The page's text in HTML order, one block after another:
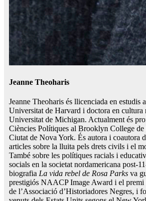
Jeanne Theoharis
Jeanne Theoharis és llicenciada en estudis
Universitat de Harvard i doctora en cultura
Universitat de Michigan. Actualment és
Ciències Polítiques al Brooklyn College
Ciutat de Nova York. És autora i coautora
articles sobre la lluita pels drets civils i el
També sobre les polítiques racials i
socials en la societat nordamericana post-
biografia La vida rebel de Rosa Parks va
prestigiós NAACP Image Award i el
de l’Associació d’Historiadores Negres, i